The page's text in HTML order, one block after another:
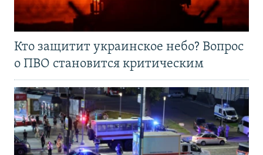
Кто защитит украинское небо? Вопрос
о ПВО становится критическим